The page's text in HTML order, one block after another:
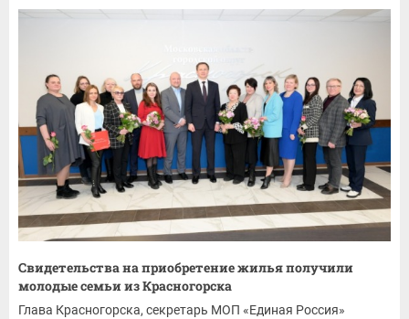
Свидетельства на приобретение жилья получили
молодые семьи из Красногорска
Глава Красногорска, секретарь МОП «Единая Россия»